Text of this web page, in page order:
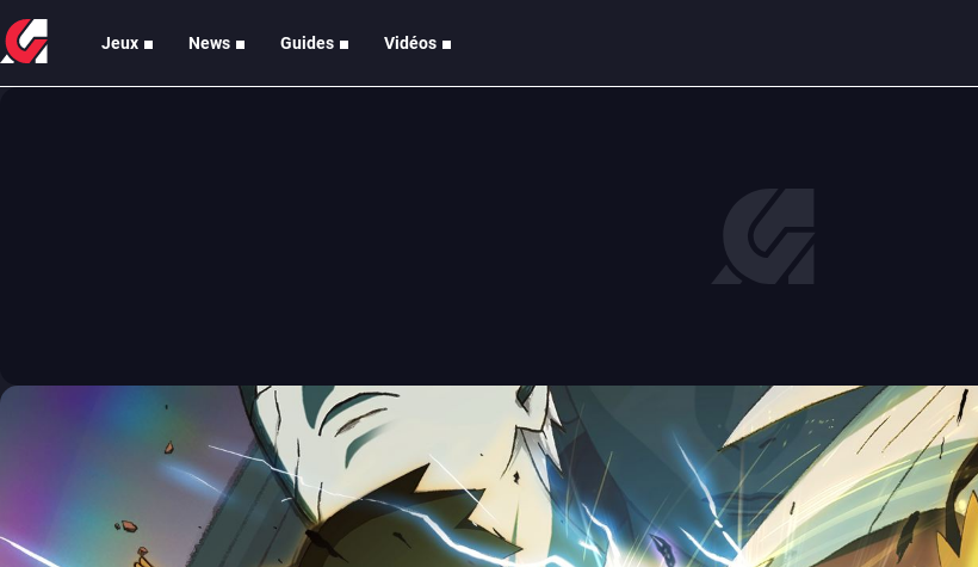
Jeux News Guides Vidéos